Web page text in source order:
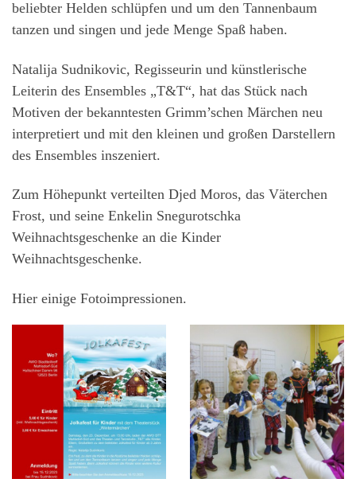
beliebter Helden schlüpfen und um den Tannenbaum
tanzen und singen und jede Menge Spaß haben.
Natalija Sudnikovic, Regisseurin und künstlerische
Leiterin des Ensembles „T&T“, hat das Stück nach
Motiven der bekanntesten Grimm’schen Märchen neu
interpretiert und mit den kleinen und großen Darstellern
des Ensembles inszeniert.
Zum Höhepunkt verteilten Djed Moros, das Väterchen
Frost, und seine Enkelin Snegurotschka
Weihnachtsgeschenke an die Kinder
Weihnachtsgeschenke.
Hier einige Fotoimpressionen.